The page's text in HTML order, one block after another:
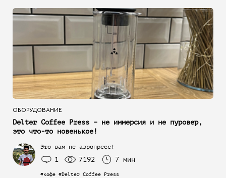
ОБОРУДОВАНИЕ
Delter Coffee Press – не иммерсия и не пуровер,
это что-то новенькое!
Это вам не аэропресс!
1 7192 7 мин
#кофе #Delter Coffee Press